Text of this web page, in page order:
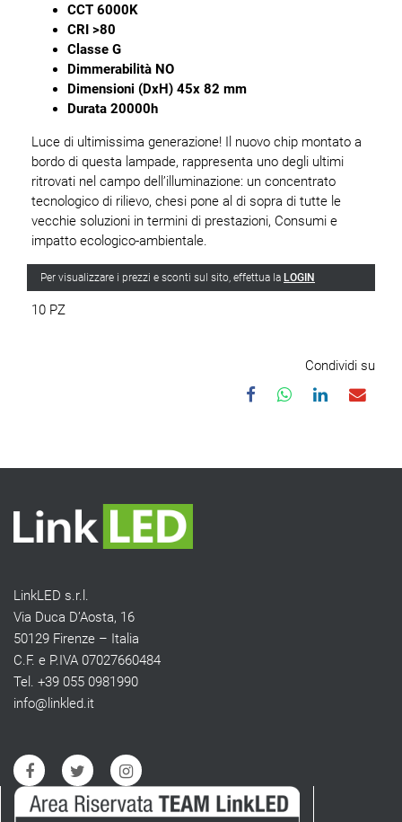
CCT 6000K
CRI >80
Classe G
Dimmerabilità NO
Dimensioni (DxH) 45x 82 mm
Durata 20000h
Luce di ultimissima generazione! Il nuovo chip montato a
bordo di questa lampade, rappresenta uno degli ultimi
ritrovati nel campo dell’illuminazione: un concentrato
tecnologico di rilievo, chesi pone al di sopra di tutte le
vecchie soluzioni in termini di prestazioni, Consumi e
impatto ecologico-ambientale.
Per visualizzare i prezzi e sconti sul sito, effettua la LOGIN
10 PZ
Condividi su
LinkLED s.r.l.
Via Duca D’Aosta, 16
50129 Firenze – Italia
C.F. e P.IVA 07027660484
Tel. +39 055 0981990
info@linkled.it